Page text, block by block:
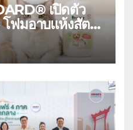
เปิดตัว
ฟมอาบแห้งสัตว์
งธรรมชาติ
เลียขนได้
าง